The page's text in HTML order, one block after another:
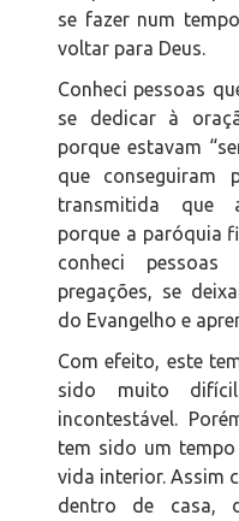
se fazer num
voltar para Deus.
Conheci pessoas
se dedicar à
porque estavam
que conseguiram
transmitida que
porque a paróquia
conheci pessoas
pregações, se
do Evangelho e
Com efeito, este
sido muito
incontestável.
tem sido um
vida interior. Assim
dentro de casa,